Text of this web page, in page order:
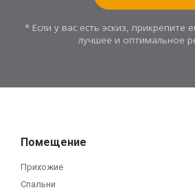
* Если у вас есть эскиз,
лучшее и оптимальное
Помещение
Прихожие
Спальни